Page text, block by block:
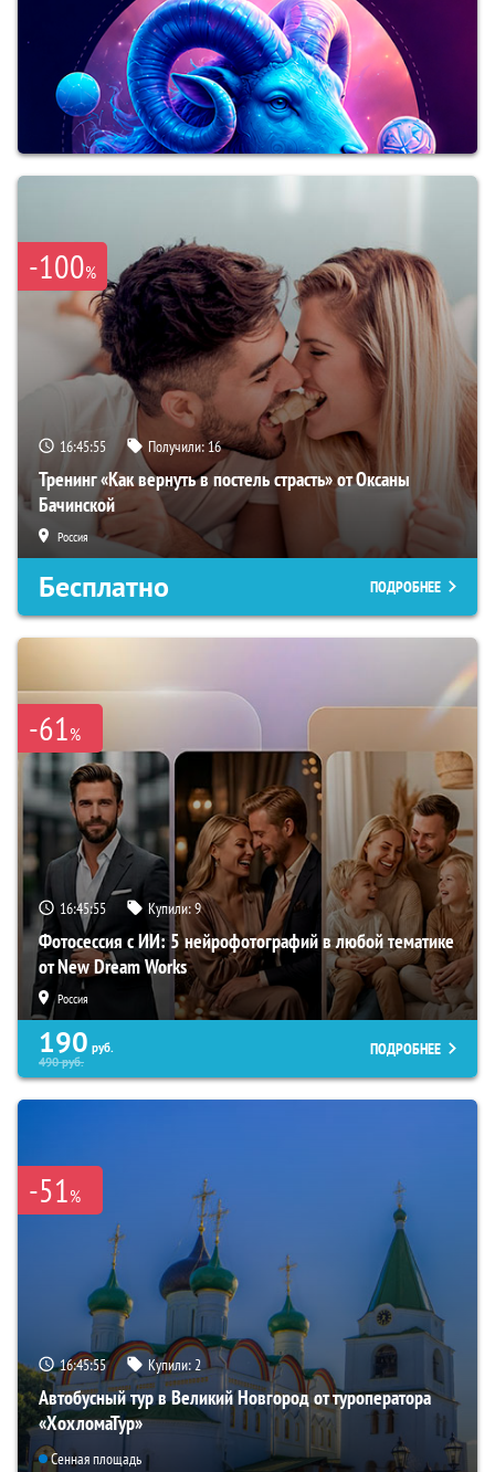
-100%
16:45:54 Получили:16
Тренинг «Как вернуть в постель страсть» от Оксаны
Бачинской
Россия
Бесплатно ПОДРОБНЕЕ
-61%
16:45:54 Купили:9
Фотосессия с ИИ: 5 нейрофотографий в любой тематике
от New Dream Works
Россия
190 руб.
490руб.
ПОДРОБНЕЕ
-51%
16:45:54 Купили:2
Автобусный тур в Великий Новгород от туроператора
«ХохломаТур»
Сенная площадь